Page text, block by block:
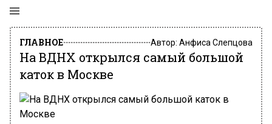
ГЛАВНОЕ Автор: Анфиса Слепцова
На ВДНХ открылся самый большой
каток в Москве